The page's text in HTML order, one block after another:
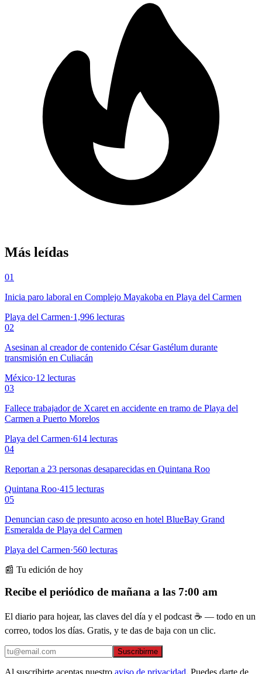
Más leídas
01
Inicia paro laboral en Complejo Mayakoba en Playa del Carmen
Playa del Carmen·1,996 lecturas
02
Asesinan al creador de contenido César Gastélum durante
transmisión en Culiacán
México·12 lecturas
03
Fallece trabajador de Xcaret en accidente en tramo de Playa del
Carmen a Puerto Morelos
Playa del Carmen·614 lecturas
04
Reportan a 23 personas desaparecidas en Quintana Roo
Quintana Roo·415 lecturas
05
Denuncian caso de presunto acoso en hotel BlueBay Grand
Esmeralda de Playa del Carmen
Playa del Carmen·560 lecturas
📰 Tu edición de hoy
Recibe el periódico de mañana a las 7:00 am
El diario para hojear, las claves del día y el podcast ☕ — todo en un
correo, todos los días. Gratis, y te das de baja con un clic.
Suscribirme
Al suscribirte aceptas nuestro aviso de privacidad. Puedes darte de